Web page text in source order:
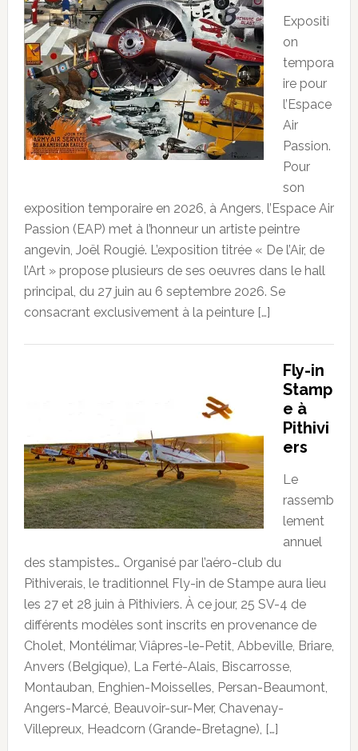
Expositi
on
tempora
ire pour
l’Espace
Air
Passion.
Pour
son
exposition temporaire en 2026, à Angers, l’Espace Air
Passion (EAP) met à l’honneur un artiste peintre
angevin, Joël Rougié. L’exposition titrée « De l’Air, de
l’Art » propose plusieurs de ses oeuvres dans le hall
principal, du 27 juin au 6 septembre 2026. Se
consacrant exclusivement à la peinture […]
Fly-in
Stamp
e à
Pithivi
ers
Le
rassemb
lement
annuel
des stampistes… Organisé par l’aéro-club du
Pithiverais, le traditionnel Fly-in de Stampe aura lieu
les 27 et 28 juin à Pithiviers. À ce jour, 25 SV-4 de
différents modèles sont inscrits en provenance de
Cholet, Montélimar, Viâpres-le-Petit, Abbeville, Briare,
Anvers (Belgique), La Ferté-Alais, Biscarrosse,
Montauban, Enghien-Moisselles, Persan-Beaumont,
Angers-Marcé, Beauvoir-sur-Mer, Chavenay-
Villepreux, Headcorn (Grande-Bretagne), […]